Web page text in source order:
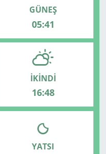
GÜNEŞ
05:41
İKINDI
16:48
YATSI